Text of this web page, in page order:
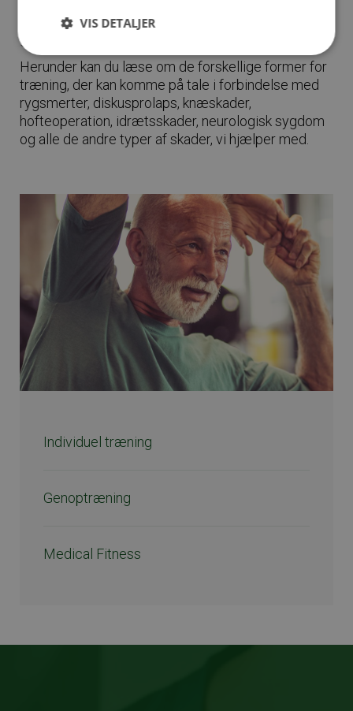
fysioterapeut planlægger I dit trænings- og
genoptræningsforløb.
Herunder kan du læse om de forskellige former for
træning, der kan komme på tale i forbindelse med
rygsmerter, diskusprolaps, knæskader,
hofteoperation, idrætsskader, neurologisk sygdom
og alle de andre typer af skader, vi hjælper med.
Individuel træning
Genoptræning
Medical Fitness
VIS DETALJER